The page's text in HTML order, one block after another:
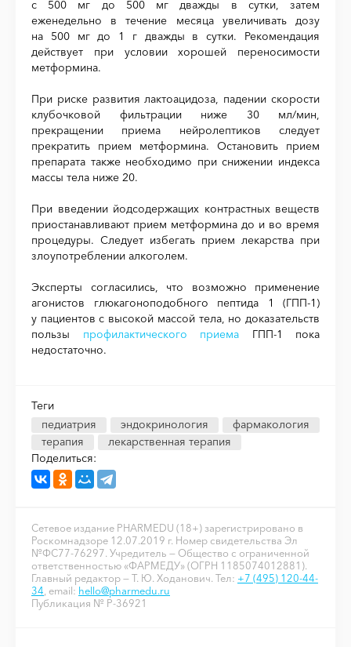
с 500 мг до 500 мг дважды в сутки, затем
еженедельно в течение месяца увеличивать дозу
на 500 мг до 1 г дважды в сутки. Рекомендация
действует при условии хорошей переносимости
метформина.
При риске развития лактоацидоза, падении скорости
клубочковой фильтрации ниже 30 мл/мин,
прекращении приема нейролептиков следует
прекратить прием метформина. Остановить прием
препарата также необходимо при снижении индекса
массы тела ниже 20.
При введении йодсодержащих контрастных веществ
приостанавливают прием метформина до и во время
процедуры. Следует избегать прием лекарства при
злоупотреблении алкоголем.
Эксперты согласились, что возможно применение
агонистов глюкагоноподобного пептида 1 (ГПП-1)
у пациентов с высокой массой тела, но доказательств
пользы профилактического приема ГПП-1 пока
недостаточно.
Теги
педиатрия
эндокринология
фармакология
терапия
лекарственная терапия
Поделиться:
Сетевое издание PHARMEDU (18+) зарегистрировано в
Роскомнадзоре 12.07.2019 г. Номер свидетельства Эл
№ФС77-76297. Учредитель — Общество с ограниченной
ответственностью «ФАРМЕДУ» (ОГРН 1185074012881).
Главный редактор — Т. Ю. Ходанович. Тел: +7 (495) 120-44-
34 , email: hello@pharmedu.ru
Публикация № P-36921